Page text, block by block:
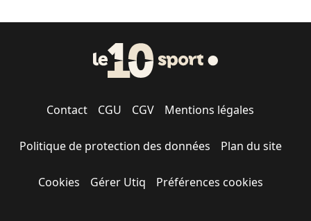
Contact CGU CGV Mentions légales
Politique de protection des données Plan du site
Cookies Gérer Utiq Préférences cookies